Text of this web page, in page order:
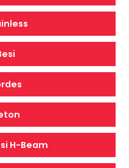
H-Beam